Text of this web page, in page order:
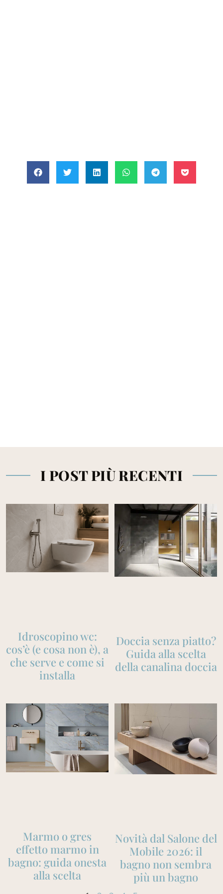
I POST PIÙ RECENTI
Idroscopino wc:
cos’è (e cosa non è), a
che serve e come si
installa
Doccia senza piatto?
Guida alla scelta
della canalina doccia
Marmo o gres
effetto marmo in
bagno: guida onesta
alla scelta
Novità dal Salone del
Mobile 2026: il
bagno non sembra
più un bagno